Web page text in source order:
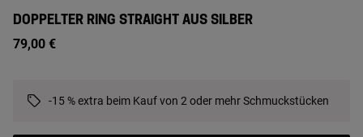
DOPPELTER RING STRAIGHT AUS SILBER
79,00 €
-15 % extra beim Kauf von 2 oder mehr Schmuckstücken